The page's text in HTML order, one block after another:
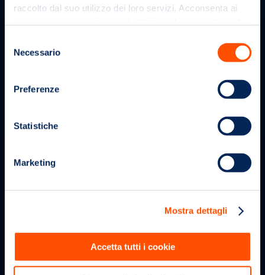
raccolto dal suo utilizzo dei loro servizi. Acconsenta ai
delNecessario
Preferenze
Statistiche
Marketing
Mostra dettagli
Accetta tutti i cookie
MUSEO
DEL BASKET
CONTATTI
Email:infomubit@bolognawelcome.it